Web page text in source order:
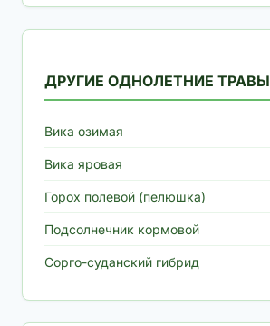
ДРУГИЕ ОДНОЛЕТНИЕ ТРАВЫ
Вика озимая
Вика яровая
Горох полевой (пелюшка)
Подсолнечник кормовой
Сорго-суданский гибрид